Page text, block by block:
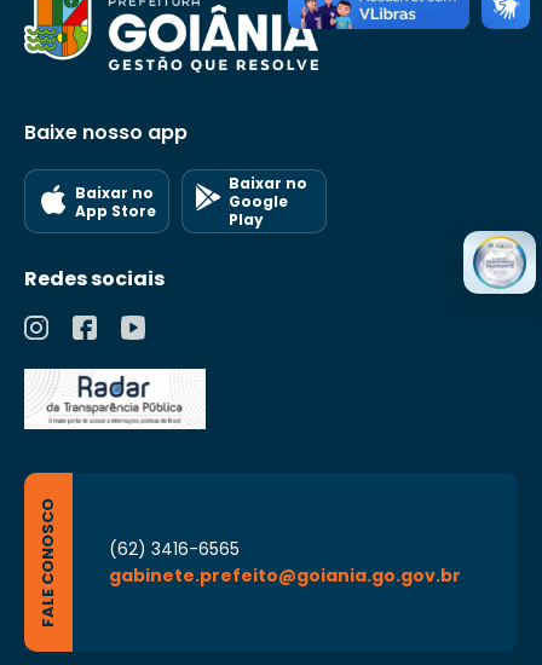
Baixe nosso app
Baixar no
App Store
Baixar no
Google
Play
Redes sociais
FALE CONOSCO
(62) 3416-6565
gabinete.prefeito@goiania.go.gov.br